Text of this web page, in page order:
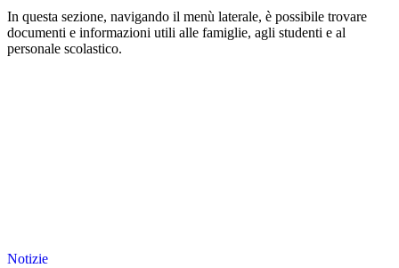
In questa sezione, navigando il menù laterale, è possibile trovare
documenti e informazioni utili alle famiglie, agli studenti e al
personale scolastico.
Notizie